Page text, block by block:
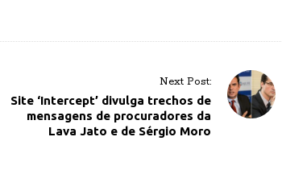
Next Post:
Site ‘Intercept’ divulga trechos de
mensagens de procuradores da
Lava Jato e de Sérgio Moro